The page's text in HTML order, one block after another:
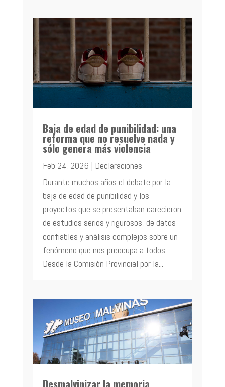
Baja de edad de punibilidad: una
reforma que no resuelve nada y
sólo genera más violencia
Feb 24, 2026 | Declaraciones
Durante muchos años el debate por la
baja de edad de punibilidad y los
proyectos que se presentaban carecieron
de estudios serios y rigurosos, de datos
confiables y análisis complejos sobre un
fenómeno que nos preocupa a todos.
Desde la Comisión Provincial por la...